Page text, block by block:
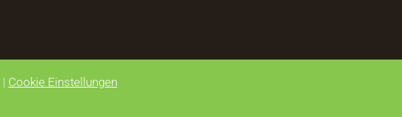
| Cookie Einstellungen